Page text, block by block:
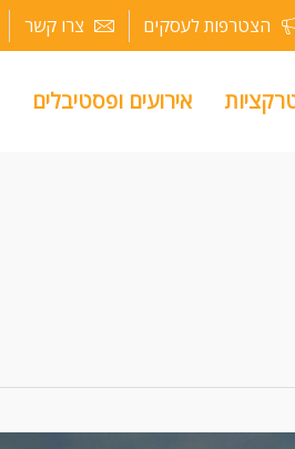
הצטרפות לעסקים צרו קשר
אירועים ופסטיבלים